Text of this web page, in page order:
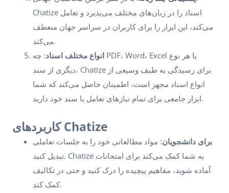
Chatize اسناد را در زبان‌های مختلف می‌پذیرد و تعامل
می‌کند، این ابزار را برای کاربران در سراسر جهان منعطف
می‌کند.
انواع مختلف اسناد: چه PDF، Word، Excel یا هر نوع
دیگری از سند، Chatize برای رسیدگی به طیف وسیعی از
انواع اسناد مجهز است، اطمینان حاصل می‌کند که شما
ابزار جامعی برای تمام نیازهای تعامل با سند خود دارید.
کاربردهای Chatize
برای دانشجویان: مواد مطالعاتی خود را به جلسات تعاملی
تبدیل کنید. Chatize به شما کمک می‌کند برای امتحانات
آماده شوید، مفاهیم پیچیده را درک کنید و حتی در تکالیف
کمک کند.